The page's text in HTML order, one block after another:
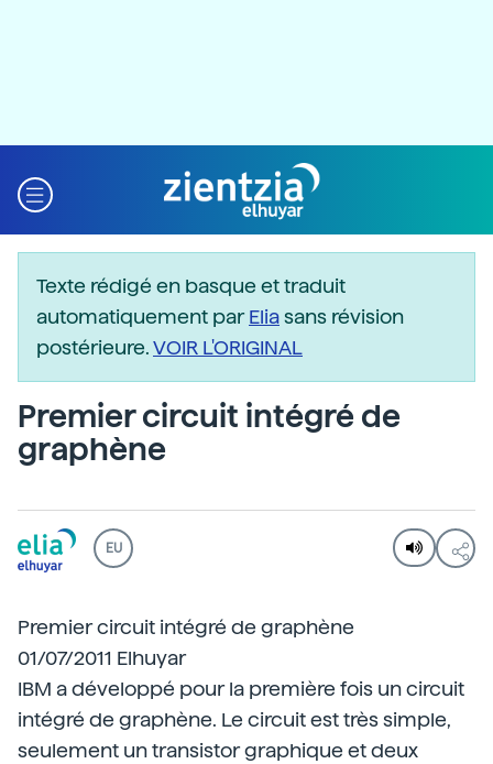
Texte rédigé en basque et traduit
automatiquement parEliasans révision
postérieure.VOIR L'ORIGINAL
Premier circuit intégré de
graphène
EU
Premier circuit intégré de graphène
01/07/2011 Elhuyar
IBM a développé pour la première fois un circuit
intégré de graphène. Le circuit est très simple,
seulement un transistor graphique et deux